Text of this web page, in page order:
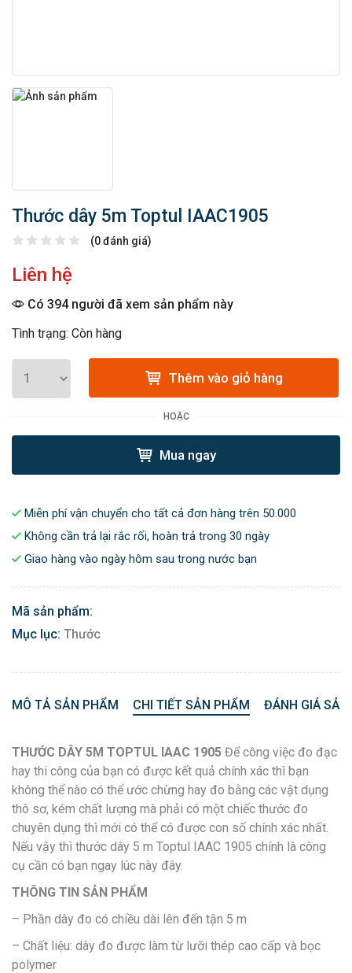
Thước dây 5m Toptul IAAC1905
(0 đánh giá)
Liên hệ
Có 394 người đã xem sản phẩm này
Tình trạng: Còn hàng
Thêm vào giỏ hàng
HOẶC
Mua ngay
Miễn phí vận chuyển cho tất cả đơn hàng trên 50.000
Không cần trả lại rắc rối, hoàn trả trong 30 ngày
Giao hàng vào ngày hôm sau trong nước bạn
Mã sản phẩm:
Mục lục: Thước
MÔ TẢ SẢN PHẨM CHI TIẾT SẢN PHẨM ĐÁNH GIÁ
THƯỚC DÂY 5M TOPTUL IAAC 1905 Để công việc đo đạc
hay thi công của bạn có được kết quả chính xác thì bạn
không thể nào có thể ước chừng hay đo bằng các vật dụng
thô sơ, kém chất lượng mà phải có một chiếc thước đo
chuyên dụng thì mới có thể có được con số chính xác nhất.
Nếu vậy thì thước dây 5 m Toptul IAAC 1905 chính là công
cụ cần có bạn ngay lúc này đây.
THÔNG TIN SẢN PHẨM
– Phần dây đo có chiều dài lên đến tận 5 m
– Chất liệu: dây đo được làm từ lưỡi thép cao cấp và bọc
polymer